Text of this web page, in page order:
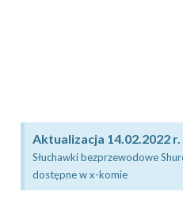
Aktualizacja 14.02.2022 r.
Słuchawki bezprzewodowe
dostępne w x-komie